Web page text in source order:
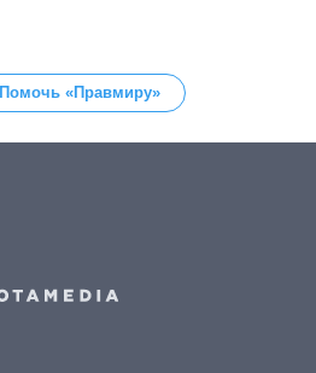
Помочь «Правмиру»